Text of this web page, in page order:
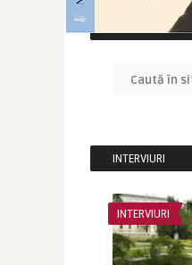
CAUTĂ ÎN SITE
INTERVIURI
INTERVIURI